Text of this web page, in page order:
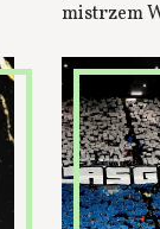
mistrzem